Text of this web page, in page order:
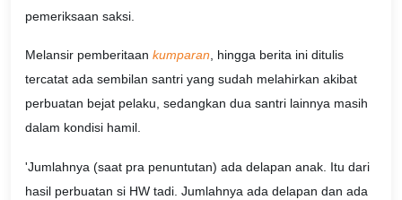
pemeriksaan saksi.
Melansir pemberitaan kumparan, hingga berita ini ditulis
tercatat ada sembilan santri yang sudah melahirkan akibat
perbuatan bejat pelaku, sedangkan dua santri lainnya masih
dalam kondisi hamil.
'Jumlahnya (saat pra penuntutan) ada delapan anak. Itu dari
hasil perbuatan si HW tadi. Jumlahnya ada delapan dan ada